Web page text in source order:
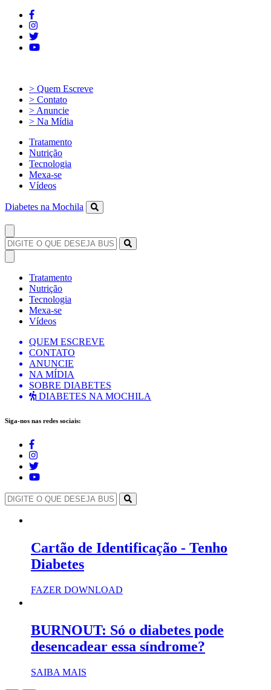
> Quem Escreve
> Contato
> Anuncie
> Na Mídia
Tratamento
Nutrição
Tecnologia
Mexa-se
Vídeos
Diabetes na Mochila
Tratamento
Nutrição
Tecnologia
Mexa-se
Vídeos
QUEM ESCREVE
CONTATO
ANUNCIE
NA MÍDIA
SOBRE DIABETES
DIABETES NA MOCHILA
Siga-nos nas redes sociais:
Cartão de Identificação - Tenho
Diabetes
FAZER DOWNLOAD
BURNOUT: Só o diabetes pode
desencadear essa síndrome?
SAIBA MAIS